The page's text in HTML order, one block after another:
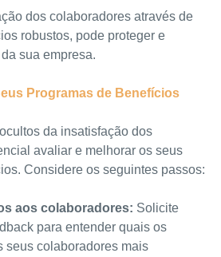
dos colaboradores através de
robustos, pode proteger e
sua empresa.
Programas de Benefícios
da insatisfação dos
avaliar e melhorar os seus
Considere os seguintes passos:
aos colaboradores: Solicite
para entender quais os
seus colaboradores mais